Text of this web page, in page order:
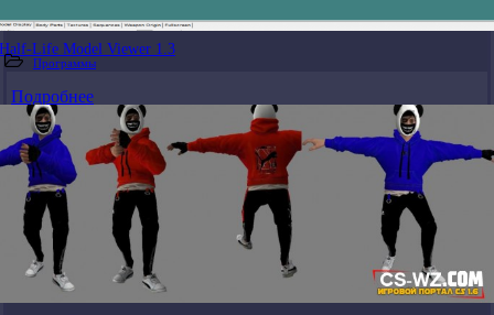
Half-Life Model Viewer 1.3
Программы
Подробнее